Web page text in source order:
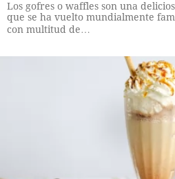
Los gofres o waffles son una
que se ha vuelto mundialmente
con multitud de…